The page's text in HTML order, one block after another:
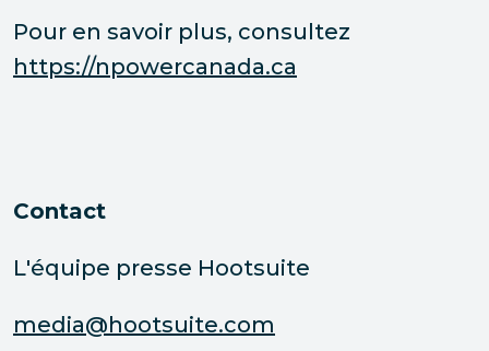
Pour en savoir plus, consultez
https://npowercanada.ca
Contact
L'équipe presse Hootsuite
media@hootsuite.com